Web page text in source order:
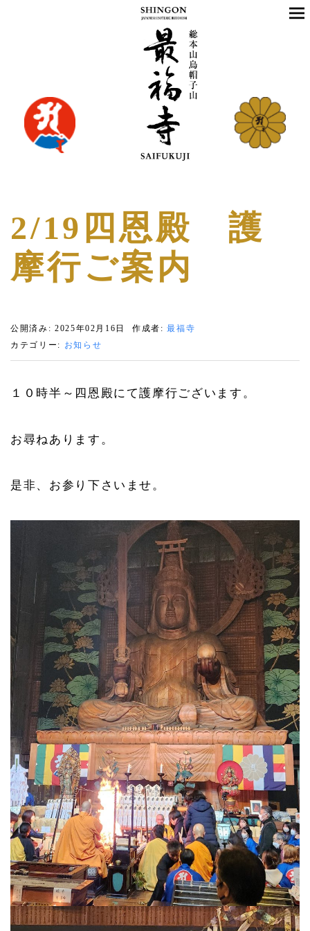
2/19四恩殿 護
摩行ご案内
公開済み: 2025年02月16日 作成者:最福寺
カテゴリー: お知らせ
１０時半～四恩殿にて護摩行ございます。
お尋ねあります。
是非、お参り下さいませ。